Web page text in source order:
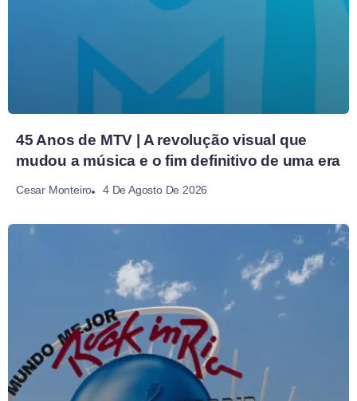
45 Anos de MTV | A revolução visual que
mudou a música e o fim definitivo de uma era
Cesar Monteiro 4 De Agosto De 2026